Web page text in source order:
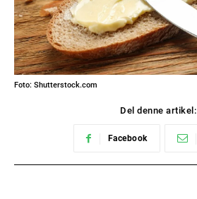
Foto: Shutterstock.com
Del denne artikel:
Facebook